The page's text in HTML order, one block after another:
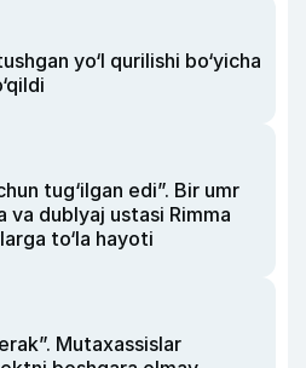
yo‘l qurilishi bo‘yicha
tug‘ilgan edi”. Bir umr
dublyaj ustasi Rimma
to‘la hayoti
Mutaxassislar